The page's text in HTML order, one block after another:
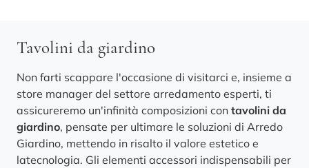
Tavolini da giardino
Non farti scappare l'occasione di visitarci e, insieme a
store manager del settore arredamento esperti, ti
assicureremo un'infinità composizioni con tavolini da
giardino, pensate per ultimare le soluzioni di Arredo
Giardino, mettendo in risalto il valore estetico e
latecnologia. Gli elementi accessori indispensabili per